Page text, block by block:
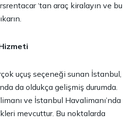
‘tan araç kiralayın ve bu
uçuş seçeneği sunan İstanbul,
da oldukça gelişmiş durumda.
ve İstanbul Havalimanı’nda
mevcuttur. Bu noktalarda